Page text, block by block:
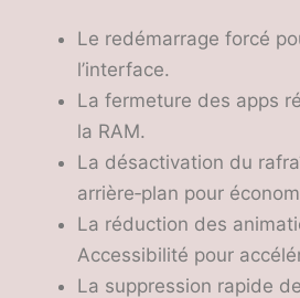
Le redémarrage forcé
l’interface.
La fermeture des apps
la RAM.
La désactivation du
arrière‑plan pour
La réduction des
Accessibilité pour
La suppression rapide